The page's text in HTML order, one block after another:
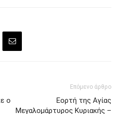
ο
Επόμενο άρθρο
Εορτή της Αγίας
Μεγαλομάρτυρος Κυριακής –